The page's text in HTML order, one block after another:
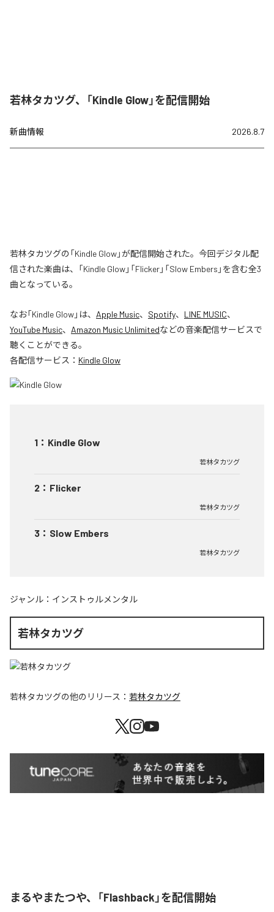
若林タカツグ、「Kindle Glow」を配信開始
新曲情報 2026.8.7
若林タカツグの「Kindle Glow」が配信開始された。今回デジタル配
信された楽曲は、「Kindle Glow」「Flicker」「Slow Embers」を含む全3
曲となっている。
なお「Kindle Glow」は、 Apple Music、 Spotify、 LINE MUSIC、
YouTube Music、 Amazon Music Unlimitedなどの音楽配信サービスで
聴くことができる。
各配信サービス： Kindle Glow
1 ： Kindle Glow
若林タカツグ
2 ： Flicker
若林タカツグ
3 ： Slow Embers
若林タカツグ
ジャンル： インストゥルメンタル
若林タカツグ
若林タカツグの他のリリース： 若林タカツグ
まるやまたつや、「Flashback」を配信開始